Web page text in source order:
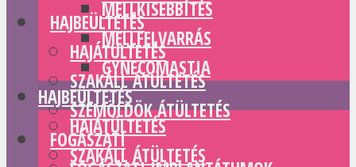
HAJBEÜLTETÉS
HAJÁTÜLTETÉS
SZAKÁLL ÁTÜLTETÉS
SZEMÖLDÖK ÁTÜLTETÉS
FOGÁSZATI
MELLKISEBBÍTÉS
MELLFELVARRÁS
GYNECOMASTIA
HAJBEÜLTETÉS
HAJÁTÜLTETÉS
SZAKÁLL ÁTÜLTETÉS